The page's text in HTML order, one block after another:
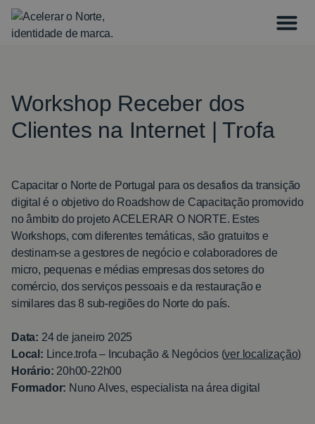
Workshop Receber dos
Clientes na Internet | Trofa
Capacitar o Norte de Portugal para os desafios da transição
digital é o objetivo do Roadshow de Capacitação promovido
no âmbito do projeto ACELERAR O NORTE. Estes
Workshops, com diferentes temáticas, são gratuitos e
destinam-se a gestores de negócio e colaboradores de
micro, pequenas e médias empresas dos setores do
comércio, dos serviços pessoais e da restauração e
similares das 8 sub-regiões do Norte do país.
Data: 24 de janeiro 2025
Local: Lince.trofa – Incubação & Negócios (ver localização)
Horário: 20h00-22h00
Formador: Nuno Alves, especialista na área digital